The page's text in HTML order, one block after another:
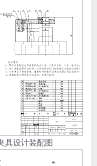
具设计装配图